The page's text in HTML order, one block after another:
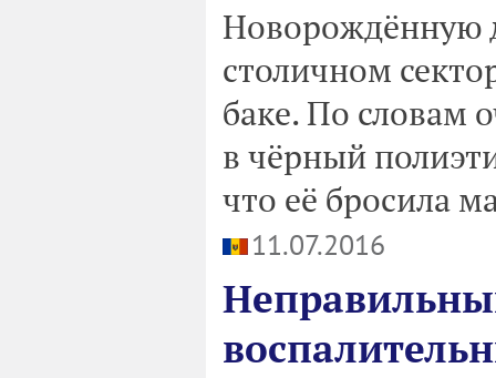
Новорождённую
столичном
баке. По словам
в чёрный
что её бросила
11.07.2016